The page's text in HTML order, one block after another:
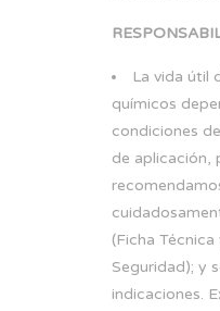
La vida útil
químicos
condiciones
de aplicación,
(Ficha
Seguridad); y
indicaciones.